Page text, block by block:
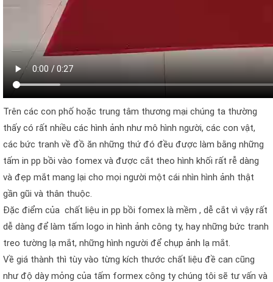
Trên các con phố hoặc trung tâm thương mại chúng ta thường
thấy có rất nhiều các hình ảnh như mô hình người, các con vật,
các bức tranh về đồ ăn những thứ đó đều được làm bằng những
tấm in pp bồi vào fomex và được cắt theo hình khối rất rễ dàng
và đẹp mắt mang lại cho mọi người một cái nhìn hình ảnh thật
gần gũi và thân thuộc.
Đặc điểm của chất liệu in pp bồi fomex là mềm , dễ cắt vì vậy rất
dễ dàng để làm tấm logo in hình ảnh công ty, hay những bức tranh
treo tường lạ mắt, những hình người để chụp ảnh lạ mắt.
Về giá thành thì tùy vào từng kích thước chất liệu đề can cũng
như độ dày mỏng của tấm formex công ty chúng tôi sẽ tư vấn và